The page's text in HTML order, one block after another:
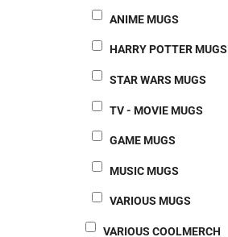
ANIME MUGS
HARRY POTTER MUGS
STAR WARS MUGS
TV - MOVIE MUGS
GAME MUGS
MUSIC MUGS
VARIOUS MUGS
VARIOUS COOLMERCH